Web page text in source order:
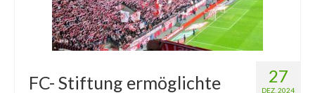
Impressum
Kontakt
27
DEZ. 2024
FC- Stiftung ermöglichte